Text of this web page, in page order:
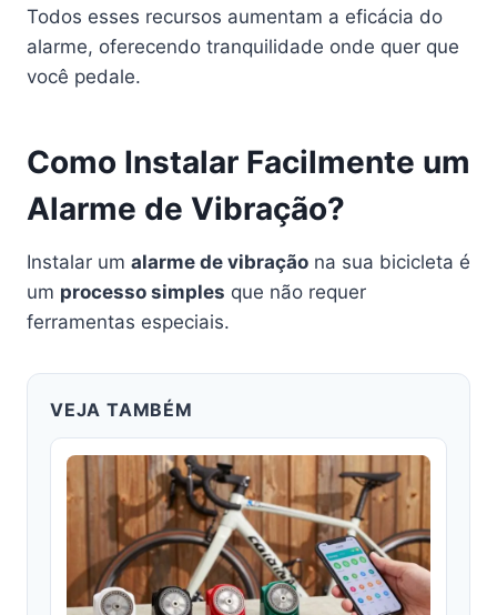
Todos esses recursos aumentam a eficácia do
alarme, oferecendo tranquilidade onde quer que
você pedale.
Como Instalar Facilmente um
Alarme de Vibração?
Instalar um alarme de vibração na sua bicicleta é
um processo simples que não requer
ferramentas especiais.
VEJA TAMBÉM